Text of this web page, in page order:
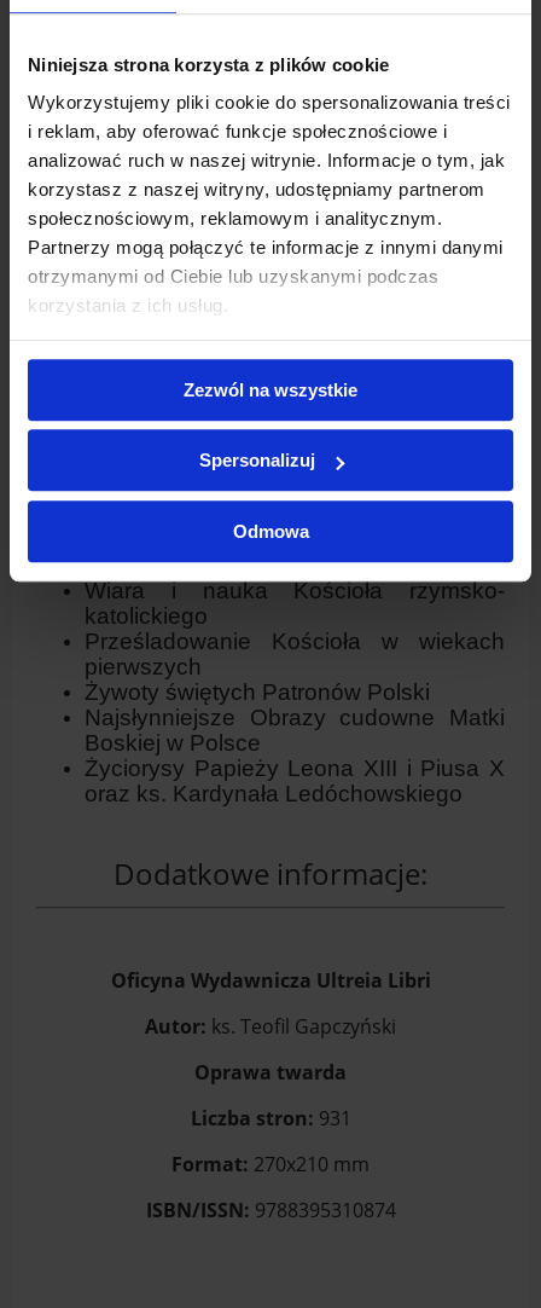
Niniejsza strona korzysta z plików cookie
Wykorzystujemy pliki cookie do spersonalizowania treści
i reklam, aby oferować funkcje społecznościowe i
analizować ruch w naszej witrynie. Informacje o tym, jak
korzystasz z naszej witryny, udostępniamy partnerom
społecznościowym, reklamowym i analitycznym.
Partnerzy mogą połączyć te informacje z innymi danymi
otrzymanymi od Ciebie lub uzyskanymi podczas
korzystania z ich usług.
Zezwól na wszystkie
Spersonalizuj
Odmowa
Książkę, która tak wielostronnie
pobożnym narodu polskiego, winna
posiadać każda rodzina polsko-katolicka.
Jesteśmy przekonani, że dzieło niniejsze
stanie się dla każdego Polaka katolika
prawdziwym skarbem i wiernym
przewodnikiem w czasie jego ziemskiej
pielgrzymki ku ojczyźnie wiekuistej. Niech
je czyta cały naród polski, niech w wierze
swojej świętej znajdzie pokrzepienie,
niech się buduje przykładami rodowitych
swych Świętych, niech oni mu będą
gwiazdami nadziei lepszej przyszłości.
Oby ta książka sprowadziła
błogosławieństwo Boże dla każdej
rodziny polsko katolickiej.
(wydawca 1905 r.)
***
Wiara i nauka Kościoła rzymsko-
katolickiego
Prześladowanie Kościoła w wiekach
pierwszych
Żywoty świętych Patronów Polski
Najsłynniejsze Obrazy cudowne Matki
Boskiej w Polsce
Życiorysy Papieży Leona XIII i Piusa X
oraz ks. Kardynała Ledóchowskiego
Dodatkowe informacje:
Oficyna Wydawnicza Ultreia Libri
Autor: ks. Teofil Gapczyński
Oprawa twarda
Liczba stron: 931
Format: 270x210 mm
ISBN/ISSN: 9788395310874